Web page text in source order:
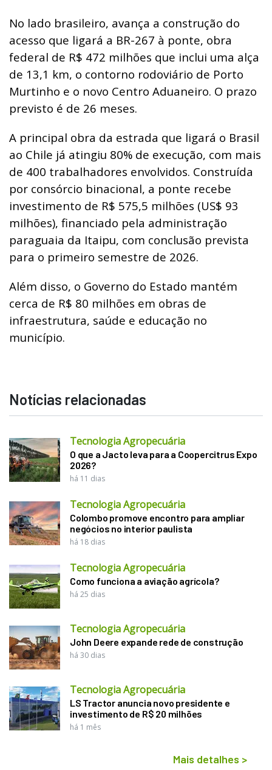
No lado brasileiro, avança a construção do
acesso que ligará a BR-267 à ponte, obra
federal de R$ 472 milhões que inclui uma alça
de 13,1 km, o contorno rodoviário de Porto
Murtinho e o novo Centro Aduaneiro. O prazo
previsto é de 26 meses.
A principal obra da estrada que ligará o Brasil
ao Chile já atingiu 80% de execução, com mais
de 400 trabalhadores envolvidos. Construída
por consórcio binacional, a ponte recebe
investimento de R$ 575,5 milhões (US$ 93
milhões), financiado pela administração
paraguaia da Itaipu, com conclusão prevista
para o primeiro semestre de 2026.
Além disso, o Governo do Estado mantém
cerca de R$ 80 milhões em obras de
infraestrutura, saúde e educação no
município.
Notícias relacionadas
Tecnologia Agropecuária
O que a Jacto leva para a Coopercitrus Expo
2026?
há 11 dias
Tecnologia Agropecuária
Colombo promove encontro para ampliar
negócios no interior paulista
há 18 dias
Tecnologia Agropecuária
Como funciona a aviação agrícola?
há 25 dias
Tecnologia Agropecuária
John Deere expande rede de construção
há 30 dias
Tecnologia Agropecuária
LS Tractor anuncia novo presidente e
investimento de R$ 20 milhões
há 1 mês
Mais detalhes >